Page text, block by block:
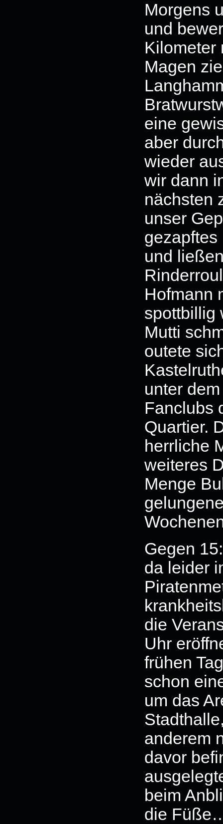
Morgens
und
Kilometer
Magen
eine
aber
wieder
wir dann
nächsten
unser
und
Hofmann
spottbillig
Mutti
outete
unter
Fanclubs
Quartier.
herrliche
weiteres
Menge
Gegen
da leider
die
Uhr
frühen
schon
um das
anderem
davor
beim
die